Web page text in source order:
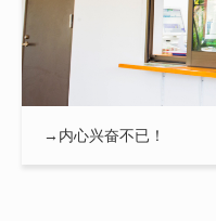
→内心兴奋不已！